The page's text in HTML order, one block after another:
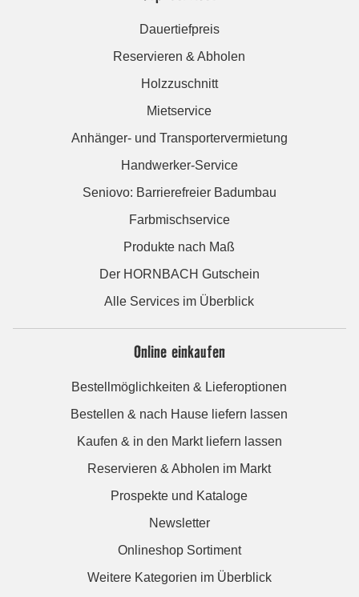
Dauertiefpreis
Reservieren & Abholen
Holzzuschnitt
Mietservice
Anhänger- und Transportervermietung
Handwerker-Service
Seniovo: Barrierefreier Badumbau
Farbmischservice
Produkte nach Maß
Der HORNBACH Gutschein
Alle Services im Überblick
Online einkaufen
Bestellmöglichkeiten & Lieferoptionen
Bestellen & nach Hause liefern lassen
Kaufen & in den Markt liefern lassen
Reservieren & Abholen im Markt
Prospekte und Kataloge
Newsletter
Onlineshop Sortiment
Weitere Kategorien im Überblick